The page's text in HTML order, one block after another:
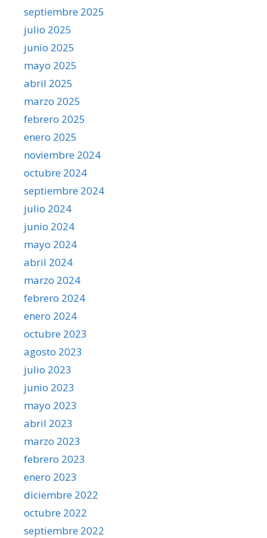
septiembre 2025
julio 2025
junio 2025
mayo 2025
abril 2025
marzo 2025
febrero 2025
enero 2025
noviembre 2024
octubre 2024
septiembre 2024
julio 2024
junio 2024
mayo 2024
abril 2024
marzo 2024
febrero 2024
enero 2024
octubre 2023
agosto 2023
julio 2023
junio 2023
mayo 2023
abril 2023
marzo 2023
febrero 2023
enero 2023
diciembre 2022
octubre 2022
septiembre 2022